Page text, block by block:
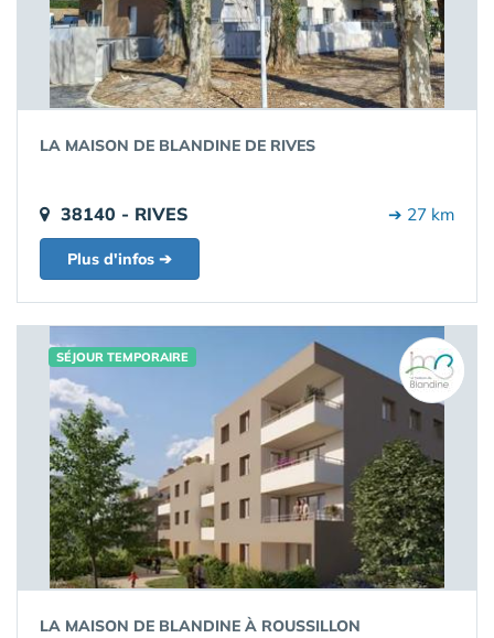
LA MAISON DE BLANDINE DE RIVES
38140 - RIVES ➔ 27 km
Plus d'infos ➔
SÉJOUR TEMPORAIRE
LA MAISON DE BLANDINE À ROUSSILLON